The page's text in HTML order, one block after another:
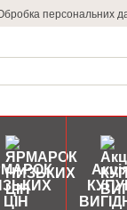
персональних
ЦІН